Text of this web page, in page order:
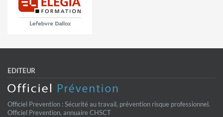
EDITEUR
Officiel Prevention : Sécurité au travail, prévention risque professionnel.
Officiel Prevention, annuaire CHSCT